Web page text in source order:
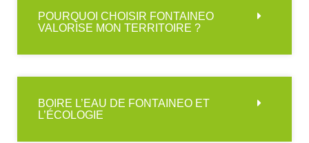
POURQUOI CHOISIR FONTAINEO
VALORISE MON TERRITOIRE ?
BOIRE L’EAU DE FONTAINEO ET
L’ÉCOLOGIE